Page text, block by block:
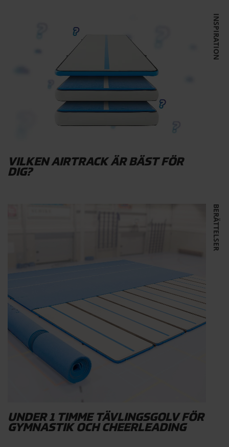
INSPIRATION
VILKEN AIRTRACK ÄR BÄST FÖR
DIG?
BERÄTTELSER
UNDER 1 TIMME TÄVLINGSGOLV FÖR
GYMNASTIK OCH CHEERLEADING